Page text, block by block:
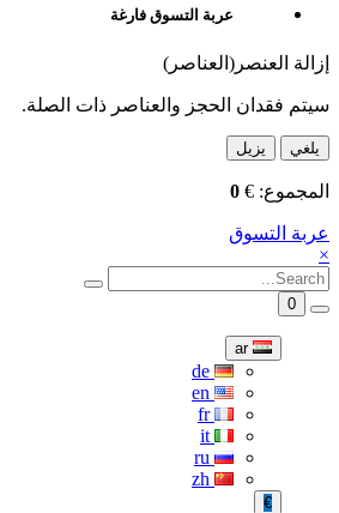
عربة التسوق فارغة
إزالة العنصر(العناصر)
سيتم فقدان الحجز والعناصر ذات الصلة.
يلغي يزيل
المجموع: €
0
عربة التسوق
×
0
ar
fr
€